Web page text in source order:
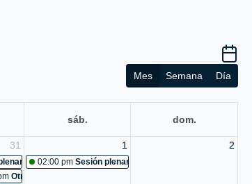
Mes Semana Día
sáb. dom.
a conductores
31
No. 484
Otras reuniones: reunión con equipo de trabajo
1
02:00 pm Sesión plenaria No. 485
2